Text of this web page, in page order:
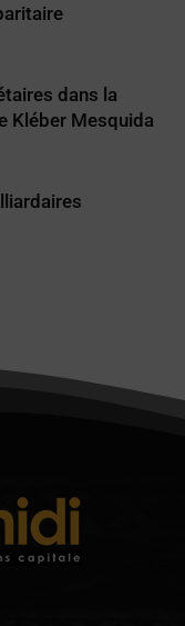
dans la
Kléber Mesquida